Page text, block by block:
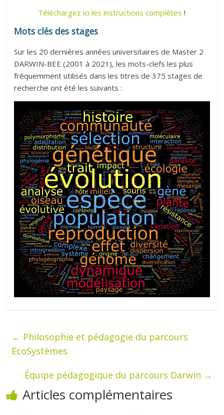
fonctionnelle
théorique
expérimentation
AGAP
CBGP
CEFE
DIADE
ISEM
MARBEC
MIVEGEC
A noter que le stage peut éventuellement être
réalisé dans une structure hors-Montpellier,
voire à l’étranger.
Mise en place d’une bourse aux stages en M1
Téléchargez ici les instructions complètes !
Mots clés des stages
Sur les 20 dernières années universitaires de Master 2
DARWIN-BEE (2001 à 2021), les mots-clefs les plus
fréquemment utilisés dans les titres de 375 stages de
recherche ont été les suivants :
← Philosophie et pédagogie du parcours
EcoSystèmes
Équipe pédagogique du parcours Darwin →
Articles complémentaires